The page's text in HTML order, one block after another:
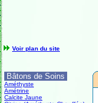
Voir plan du site
Bâtons de Soins
Améthyste
Amétrine
Calcite Jaune